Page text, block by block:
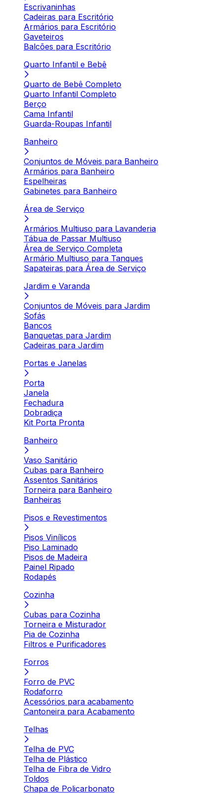
Escrivaninhas
Cadeiras para Escritório
Armários para Escritório
Gaveteiros
Balcões para Escritório
Quarto Infantil e Bebê
Quarto de Bebê Completo
Quarto Infantil Completo
Berço
Cama Infantil
Guarda-Roupas Infantil
Banheiro
Conjuntos de Móveis para Banheiro
Armários para Banheiro
Espelheiras
Gabinetes para Banheiro
Área de Serviço
Armários Multiuso para Lavanderia
Tábua de Passar Multiuso
Área de Serviço Completa
Armário Multiuso para Tanques
Sapateiras para Área de Serviço
Jardim e Varanda
Conjuntos de Móveis para Jardim
Sofás
Bancos
Banquetas para Jardim
Cadeiras para Jardim
Portas e Janelas
Porta
Janela
Fechadura
Dobradiça
Kit Porta Pronta
Banheiro
Vaso Sanitário
Cubas para Banheiro
Assentos Sanitários
Torneira para Banheiro
Banheiras
Pisos e Revestimentos
Pisos Vinílicos
Piso Laminado
Pisos de Madeira
Painel Ripado
Rodapés
Cozinha
Cubas para Cozinha
Torneira e Misturador
Pia de Cozinha
Filtros e Purificadores
Forros
Forro de PVC
Rodaforro
Acessórios para acabamento
Cantoneira para Acabamento
Telhas
Telha de PVC
Telha de Plástico
Telha de Fibra de Vidro
Toldos
Chapa de Policarbonato